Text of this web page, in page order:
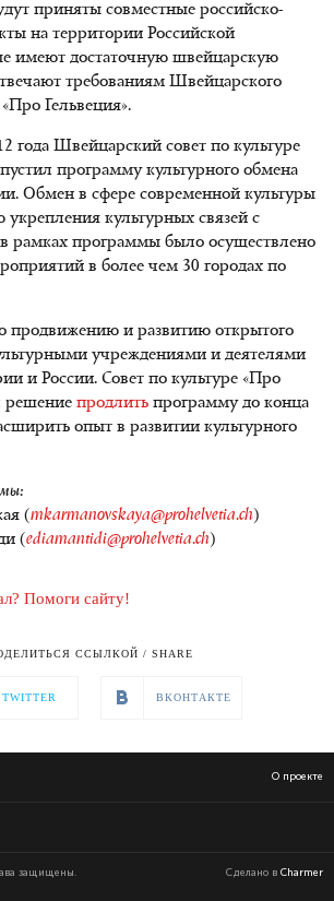
приняты совместные российско-
на территории Российской
имеют достаточную швейцарскую
требованиям Швейцарского
Гельвеция».
года Швейцарский совет по культуре
программу культурного обмена
Обмен в сфере современной культуры
укрепления культурных связей с
в рамках программы было осуществлено
в более чем 30 городах по
продвижению и развитию открытого
учреждениями и деятелями
и России. Совет по культуре «Про
решение продлить программу до конца
опыт в развитии культурного
(mkarmanovskaya@prohelvetia.ch)
(ediamantidi@prohelvetia.ch)
Помоги сайту!
ССЫЛКОЙ / SHARE
TWITTER ВКОНТАКТЕ
О проекте
защищены. Сделано в Charmer